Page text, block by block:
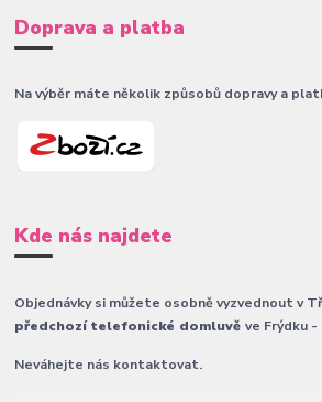
Doprava a platba
Na výběr máte několik způsobů dopravy a
Kde nás najdete
Objednávky si můžete osobně vyzvednout v
předchozí telefonické domluvěve Frýdku
Neváhejte nás kontaktovat.